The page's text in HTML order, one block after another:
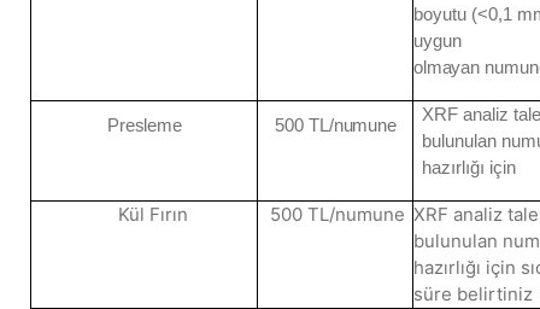
boyutu (<0,1
uygun
olmayan
Presleme 500TL/numune
XRF analiz
bulunulan
hazırlığı için
Kül Fırın 500 TL/numune XRF analiz
bulunulan
hazırlığı için
süre belirtiniz